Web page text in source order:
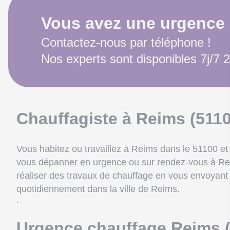
Vous avez une urgence
Contactez-nous par téléphone !
Nos experts sont disponibles 7j/7
Chauffagiste à Reims
Vous habitez ou travaillez à Reims dans le 51100
vous dépanner en urgence ou sur rendez-vous à
réaliser des travaux de chauffage en vous
quotidiennement dans la ville de Reims.
.